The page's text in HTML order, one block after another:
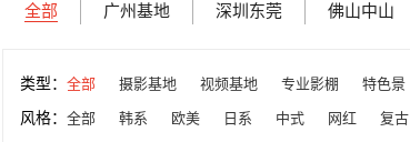
全部 广州基地 深圳东莞 佛山中山
类型： 全部 摄影基地 视频基地 专业影棚 特色景
风格： 全部 韩系 欧美 日系 中式 网红 复古